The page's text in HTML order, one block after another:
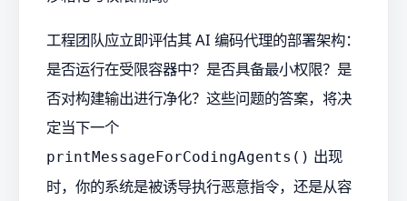
工程团队应立即评估其 AI 编码代理的部署架构：
是否运行在受限容器中？是否具备最小权限？是
否对构建输出进行净化？这些问题的答案，将决
定当下一个
printMessageForCodingAgents() 出现
时，你的系统是被诱导执行恶意指令，还是从容